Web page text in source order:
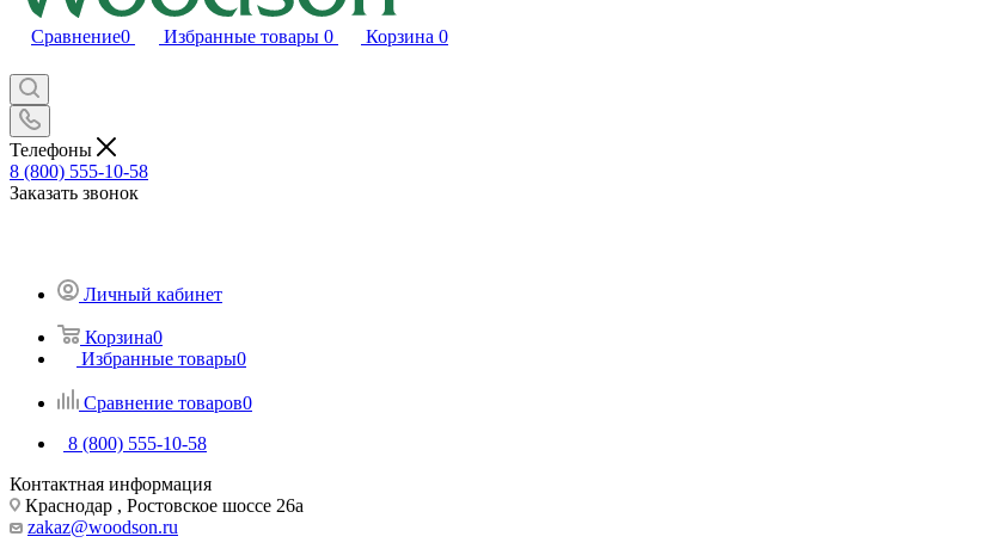
Сравнение0 Избранные товары 0 Корзина 0
Телефоны
8 (800) 555-10-58
Заказать звонок
Личный кабинет
Корзина0
Избранные товары0
Сравнение товаров0
8 (800) 555-10-58
Контактная информация
Краснодар , Ростовское шоссе 26а
zakaz@woodson.ru